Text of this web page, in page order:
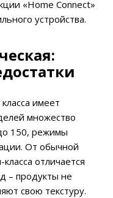
«Home Connect»
устройства.
имеет
множество
150, режимы
От обычной
отличается
– продукты не
свою текстуру.